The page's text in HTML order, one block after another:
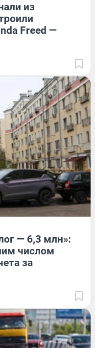
из
Freed —
— 6,3 млн»:
числом
за